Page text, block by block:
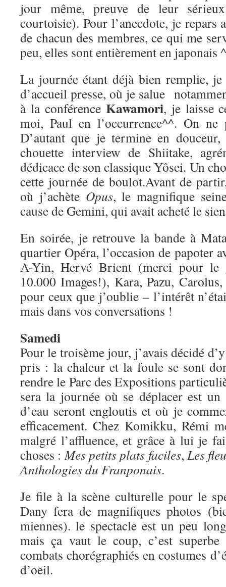
jour même, preuve de leur
courtoisie). Pour l’anecdote, je repars
de chacun des membres, ce qui me
peu, elles sont entièrement en japonais
La journée étant déjà bien remplie,
d’accueil presse, où je salue
à la conférence Kawamori, je laisse
moi, Paul en l’occurrence^^. On ne
D’autant que je termine en
chouette interview de Shiitake,
dédicace de son classique Yôsei. Un
cette journée de boulot.Avant de
où j’achète Opus, le magnifique
cause de Gemini, qui avait acheté le
En soirée, je retrouve la bande à
quartier Opéra, l’occasion de papoter
A-Yin, Hervé Brient (merci pour le
10.000 Images!), Kara, Pazu,
pour ceux que j’oublie – l’intérêt
mais dans vos conversations !
Samedi
Pour le troisème jour, j’avais décidé
pris : la chaleur et la foule se sont
rendre le Parc des Expositions
sera la journée où se déplacer est
d’eau seront engloutis et où je
efficacement. Chez Komikku, Rémi
malgré l’affluence, et grâce à lui je
choses : Mes petits plats faciles,Les
Anthologies du Franponais.
Je file à la scène culturelle pour le
Dany fera de magnifiques photos
miennes). le spectacle est un peu
mais ça vaut le coup, c’est superbe
combats chorégraphiés en costumes
d’oeil.